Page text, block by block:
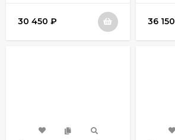
30 450 ₽ 36 150